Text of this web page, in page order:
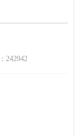
242942